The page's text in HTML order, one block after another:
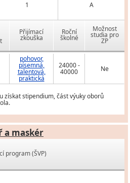
1 A
Přijímací
zkouška
Roční
školné
Možnost
studia pro
ZP
pohovor,
písemná,
talentová,
praktická
24000 -
40000 Ne
získat stipendium, část výuky oborů
a maskér
program (ŠVP)